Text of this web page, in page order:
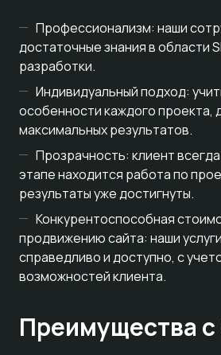
Профессионализм: наши
достаточные знания в области
разработки.
Индивидуальный подход:
особенности каждого проекта,
максимальных результатов.
Прозрачность: клиент
этапе находится работа по
результаты уже достигнуты.
Конкурентоспособная
продвижению сайта: наши
справедливо и доступно, с
возможностей клиента.
Преимущества